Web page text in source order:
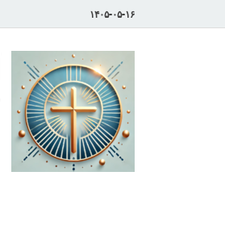
۱۴۰۵-۰۵-۱۶